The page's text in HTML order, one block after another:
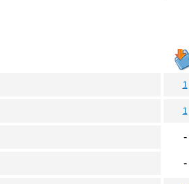
1
1
-
-